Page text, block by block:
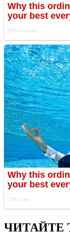
ЧИТАЙТЕ